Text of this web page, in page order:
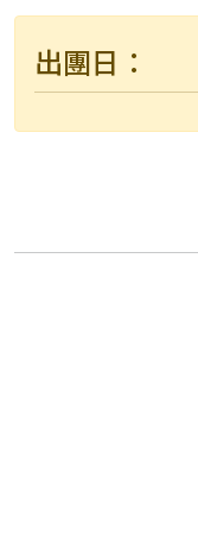
出團日：